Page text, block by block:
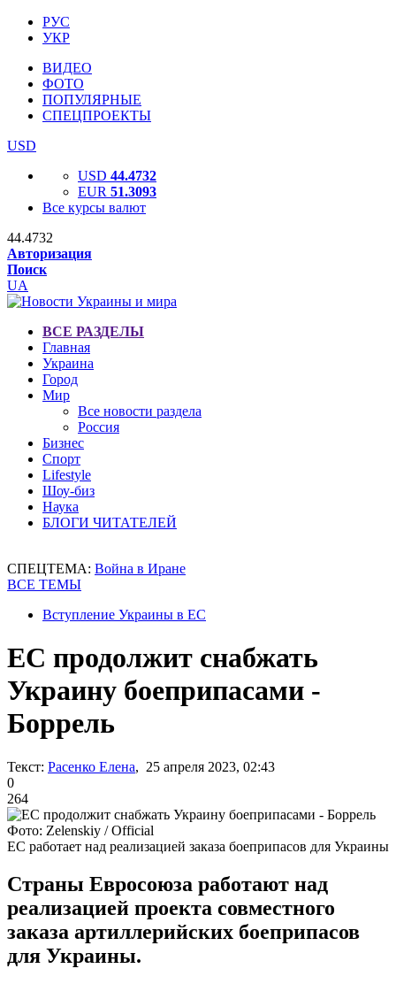
РУС
УКР
ВИДЕО
ФОТО
ПОПУЛЯРНЫЕ
СПЕЦПРОЕКТЫ
USD
USD 44.4732
EUR 51.3093
Все курсы валют
44.4732
Авторизация
Поиск
UA
ВСЕ РАЗДЕЛЫ
Главная
Украина
Город
Мир
Все новости раздела
Россия
Бизнес
Спорт
Lifestyle
Шоу-биз
Наука
БЛОГИ ЧИТАТЕЛЕЙ
СПЕЦТЕМА: Война в Иране
ВСЕ ТЕМЫ
Вступление Украины в ЕС
ЕС продолжит снабжать
Украину боеприпасами -
Боррель
Текст: Расенко Елена, 25 апреля 2023, 02:43
0
264
Фото: Zelenskiy / Official
ЕС работает над реализацией заказа боеприпасов для Украины
Страны Евросоюза работают над
реализацией проекта совместного
заказа артиллерийских боеприпасов
для Украины.